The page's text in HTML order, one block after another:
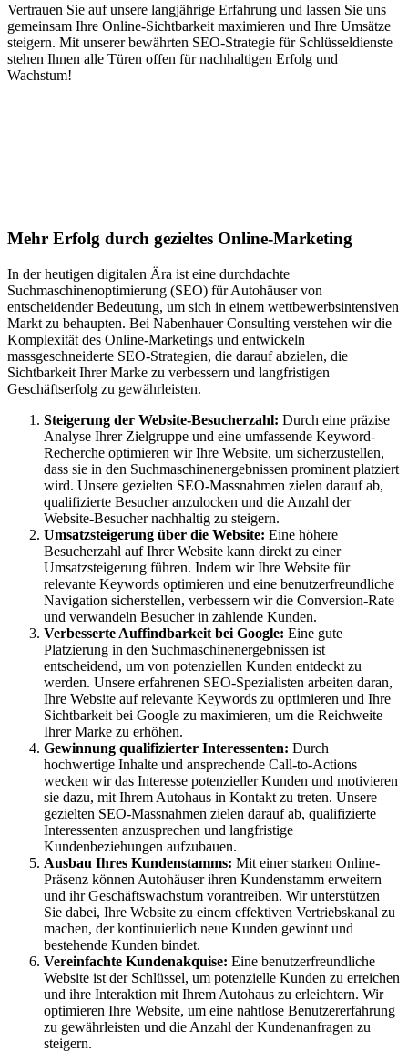
Vertrauen Sie auf unsere langjährige Erfahrung und lassen Sie uns
gemeinsam Ihre Online-Sichtbarkeit maximieren und Ihre Umsätze
steigern. Mit unserer bewährten SEO-Strategie für Schlüsseldienste
stehen Ihnen alle Türen offen für nachhaltigen Erfolg und
Wachstum!
Mehr Erfolg durch gezieltes Online-Marketing
In der heutigen digitalen Ära ist eine durchdachte
Suchmaschinenoptimierung (SEO) für Autohäuser von
entscheidender Bedeutung, um sich in einem wettbewerbsintensiven
Markt zu behaupten. Bei Nabenhauer Consulting verstehen wir die
Komplexität des Online-Marketings und entwickeln
massgeschneiderte SEO-Strategien, die darauf abzielen, die
Sichtbarkeit Ihrer Marke zu verbessern und langfristigen
Geschäftserfolg zu gewährleisten.
Steigerung der Website-Besucherzahl: Durch eine präzise
Analyse Ihrer Zielgruppe und eine umfassende Keyword-
Recherche optimieren wir Ihre Website, um sicherzustellen,
dass sie in den Suchmaschinenergebnissen prominent platziert
wird. Unsere gezielten SEO-Massnahmen zielen darauf ab,
qualifizierte Besucher anzulocken und die Anzahl der
Website-Besucher nachhaltig zu steigern.
Umsatzsteigerung über die Website: Eine höhere
Besucherzahl auf Ihrer Website kann direkt zu einer
Umsatzsteigerung führen. Indem wir Ihre Website für
relevante Keywords optimieren und eine benutzerfreundliche
Navigation sicherstellen, verbessern wir die Conversion-Rate
und verwandeln Besucher in zahlende Kunden.
Verbesserte Auffindbarkeit bei Google: Eine gute
Platzierung in den Suchmaschinenergebnissen ist
entscheidend, um von potenziellen Kunden entdeckt zu
werden. Unsere erfahrenen SEO-Spezialisten arbeiten daran,
Ihre Website auf relevante Keywords zu optimieren und Ihre
Sichtbarkeit bei Google zu maximieren, um die Reichweite
Ihrer Marke zu erhöhen.
Gewinnung qualifizierter Interessenten: Durch
hochwertige Inhalte und ansprechende Call-to-Actions
wecken wir das Interesse potenzieller Kunden und motivieren
sie dazu, mit Ihrem Autohaus in Kontakt zu treten. Unsere
gezielten SEO-Massnahmen zielen darauf ab, qualifizierte
Interessenten anzusprechen und langfristige
Kundenbeziehungen aufzubauen.
Ausbau Ihres Kundenstamms: Mit einer starken Online-
Präsenz können Autohäuser ihren Kundenstamm erweitern
und ihr Geschäftswachstum vorantreiben. Wir unterstützen
Sie dabei, Ihre Website zu einem effektiven Vertriebskanal zu
machen, der kontinuierlich neue Kunden gewinnt und
bestehende Kunden bindet.
Vereinfachte Kundenakquise: Eine benutzerfreundliche
Website ist der Schlüssel, um potenzielle Kunden zu erreichen
und ihre Interaktion mit Ihrem Autohaus zu erleichtern. Wir
optimieren Ihre Website, um eine nahtlose Benutzererfahrung
zu gewährleisten und die Anzahl der Kundenanfragen zu
steigern.